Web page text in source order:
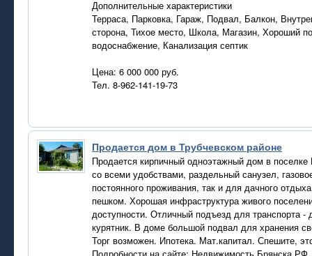
Дополнительные характеристики
Терраса, Парковка, Гараж, Подвал, Балкон,
сторона, Тихое место, Школа, Магазин, Хороший
водоснабжение, Канализация септик
Цена: 6 000 000 руб.
Тел. 8-962-141-19-73
Продается дом в Трубчевском районе
Продается кирпичный одноэтажный дом в
со всеми удобствами, раздельный санузел,
постоянного проживания, так и для дачного
пешком. Хорошая инфраструктура живого
доступности. Отличный подъезд для транспорта -
курятник. В доме большой подвал для хранения
Торг возможен. Ипотека. Мат.капитал. Спешите,